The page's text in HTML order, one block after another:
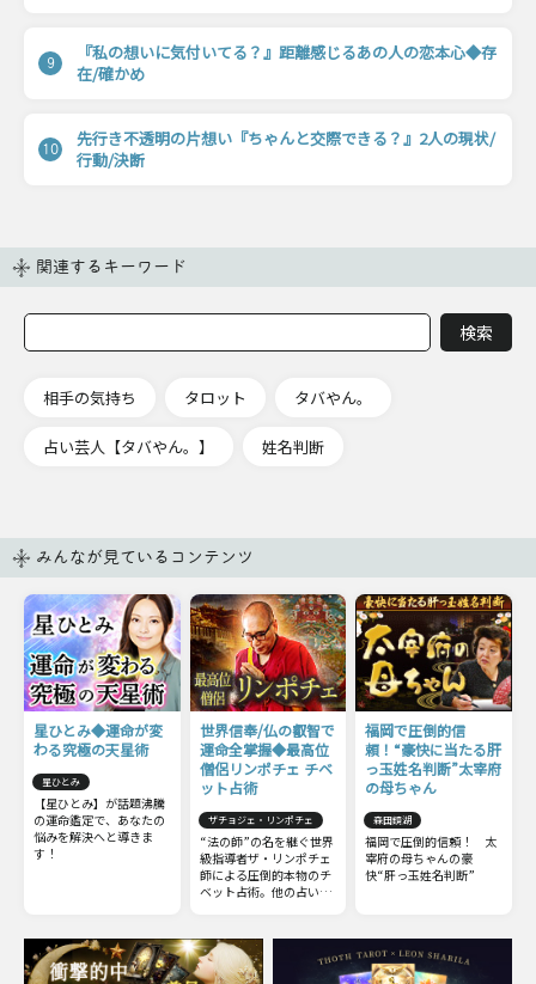
9
『私の想いに気付いてる？』距離感じるあの人の恋本心◆存
在/確かめ
10
先行き不透明の片想い『ちゃんと交際できる？』2人の現状/
行動/決断
関連するキーワード
相手の気持ち タロット タバやん。
占い芸人【タバやん。】 姓名判断
みんなが見ているコンテンツ
星ひとみ◆運命が変
わる究極の天星術
星ひとみ
【星ひとみ】が話題沸騰
の運命鑑定で、あなたの
悩みを解決へと導きま
す！
世界信奉/仏の叡智で
運命全掌握◆最高位
僧侶リンポチェ チベ
ット占術
ザチョジェ・リンポチェ
“法の師”の名を継ぐ世界
級指導者ザ・リンポチェ
師による圧倒的本物のチ
ベット占術。他の占いと
ょう。
福岡で圧倒的信
頼！“豪快に当たる肝
っ玉姓名判断”太宰府
の母ちゃん
森田鏡湖
福岡で圧倒的信頼！ 太
宰府の母ちゃんの豪
快“肝っ玉姓名判断”